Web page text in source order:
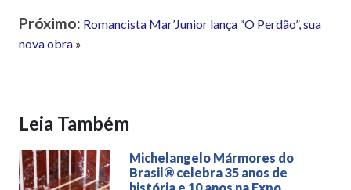
Próximo: Romancista Mar’Junior lança “O Perdão”, sua
nova obra »
Leia Também
Michelangelo Mármores do
Brasil®️ celebra 35 anos de